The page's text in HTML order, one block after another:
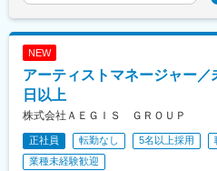
NEW
アーティストマネージャー
日以上
株式会社ＡＥＧＩＳ ＧＲＯＵＰ
正社員 転勤なし 5名以上採用
業種未経験歓迎